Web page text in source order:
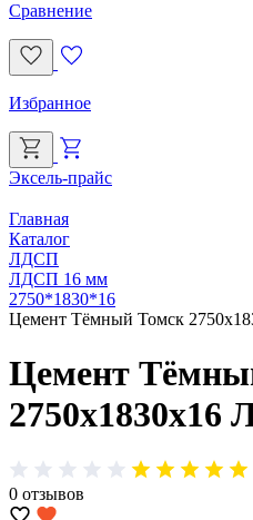
Сравнение
Избранное
Эксель-прайс
Главная
Каталог
ЛДСП
ЛДСП 16 мм
2750*1830*16
Цемент Тёмный Томск
Цемент
0 отзывов